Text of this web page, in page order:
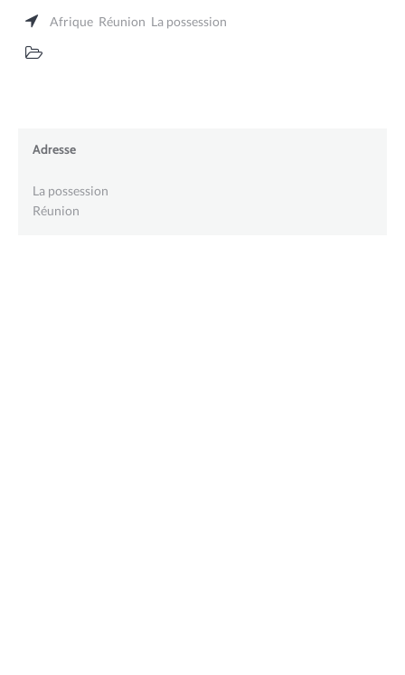
Afrique Réunion La possession
Adresse
La possession
Réunion